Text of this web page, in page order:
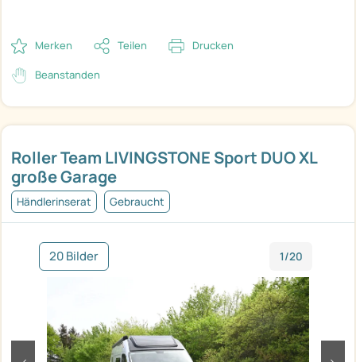
Roller Team LIVINGSTONE Sport DUO XL
große Garage
Händlerinserat Gebraucht
20 Bilder 1/20
Merken Teilen Drucken
Beanstanden